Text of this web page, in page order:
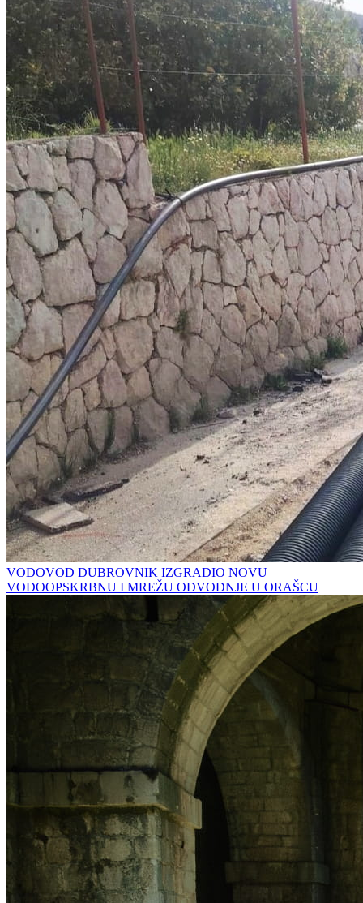
VODOVOD DUBROVNIK IZGRADIO NOVU
VODOOPSKRBNU I MREŽU ODVODNJE U ORAŠCU